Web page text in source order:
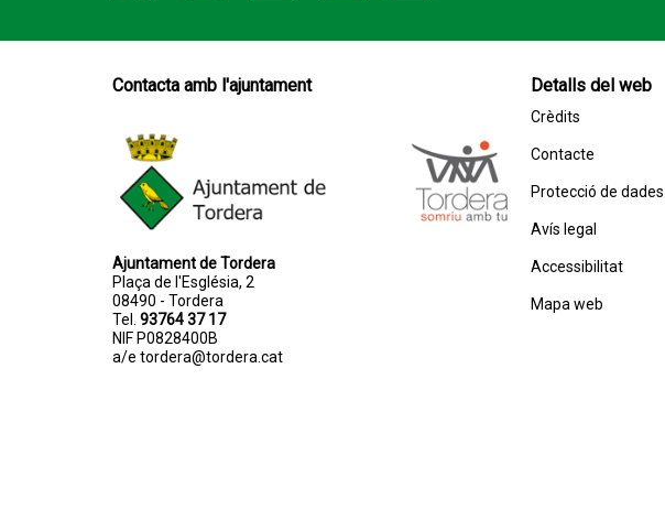
Contacta amb l'ajuntament
Ajuntament de Tordera
Plaça de l'Església, 2
08490 - Tordera
Tel. 93764 37 17
NIF P0828400B
a/e tordera@tordera.cat
Detalls del web
Crèdits
Contacte
Protecció de dades
Avís legal
Accessibilitat
Mapa web